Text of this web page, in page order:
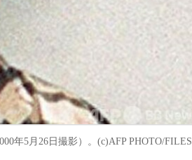
年5月26日撮影）。(c)AFP PHOTO/FILES